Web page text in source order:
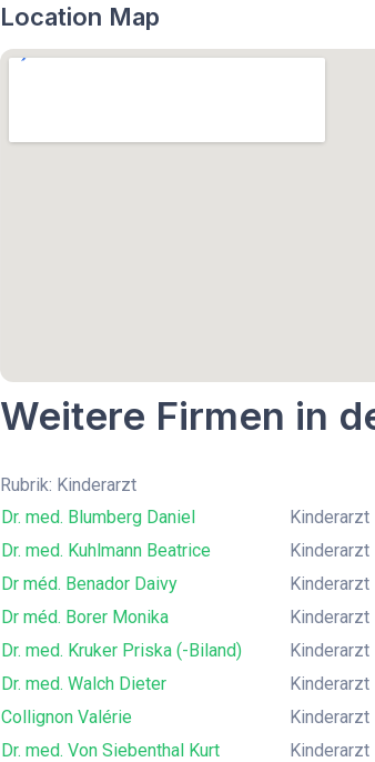
Location Map
Weitere Firmen in
Rubrik: Kinderarzt
Dr. med. Blumberg Daniel
Kinderarzt
Dr. med. Kuhlmann Beatrice
Kinderarzt
Dr méd. Benador Daivy
Kinderarzt
Dr méd. Borer Monika
Kinderarzt
Dr. med. Kruker Priska (-Biland)
Kinderarzt
Dr. med. Walch Dieter
Kinderarzt
Collignon Valérie
Kinderarzt
Dr. med. Von Siebenthal Kurt
Kinderarzt